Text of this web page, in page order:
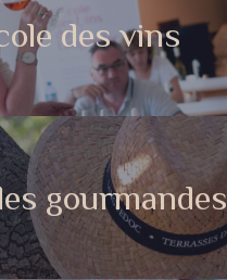
des vins
gourmandes